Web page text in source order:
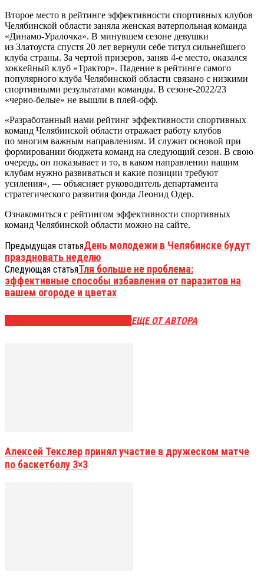
Второе место в рейтинге эффективности спортивных клубов
Челябинской области заняла женская ватерпольная команда
«Динамо-Уралочка». В минувшем сезоне девушки
из Златоуста спустя 20 лет вернули себе титул сильнейшего
клуба страны. За чертой призеров, заняв 4-е место, оказался
хоккейный клуб «Трактор». Падение в рейтинге самого
популярного клуба Челябинской области связано с низкими
спортивными результатами команды. В сезоне-2022/23
«черно-белые» не вышли в плей-офф.
«Разработанный нами рейтинг эффективности спортивных
команд Челябинской области отражает работу клубов
по многим важным направлениям. И служит основой при
формировании бюджета команд на следующий сезон. В свою
очередь, он показывает и то, в каком направлении нашим
клубам нужно развиваться и какие позиции требуют
усиления», — объясняет руководитель департамента
стратегического развития фонда Леонид Одер.
Ознакомиться с рейтингом эффективности спортивных
команд Челябинской области можно на сайте.
Предыдущая статьяДень молодежи в Челябинске будут
праздновать неделю
Следующая статьяТля больше не проблема:
эффективные способы избавления от паразитов на
вашем огороде и цветах
ЕЩЕ ОТ АВТОРА
Алексей Текслер принял участие в дружеском матче
по баскетболу 3×3